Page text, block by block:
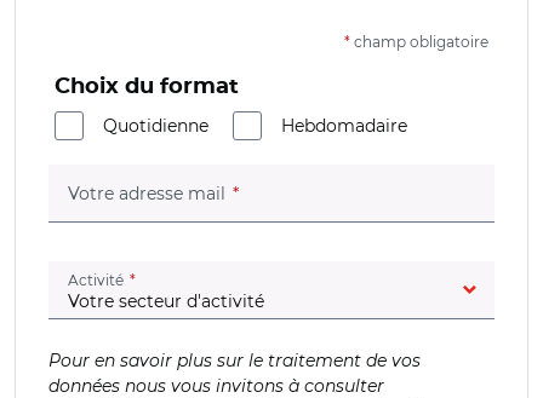
* champ obligatoire
Choix du format
Quotidienne
Hebdomadaire
Votre adresse mail (champ obligatoire)
Activité (champ obligatoire)
Pour en savoir plus sur le traitement de vos
données nous vous invitons à consulter